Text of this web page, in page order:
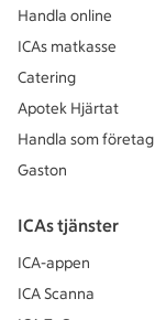
Handla online
ICAs matkasse
Catering
Apotek Hjärtat
Handla som företag
Gaston
ICAs tjänster
ICA-appen
ICA Scanna